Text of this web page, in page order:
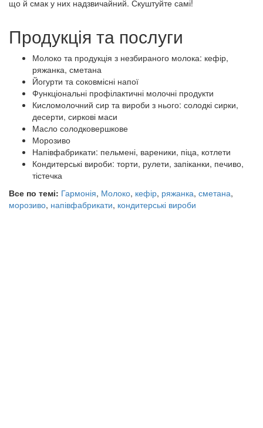
що й смак у них надзвичайний. Скуштуйте самі!
Продукція та послуги
Молоко та продукція з незбираного молока: кефір,
ряжанка, сметана
Йогурти та соковмісні напої
Функціональні профілактичні молочні продукти
Кисломолочний сир та вироби з нього: солодкі сирки,
десерти, сиркові маси
Масло солодковершкове
Морозиво
Напівфабрикати: пельмені, вареники, піца, котлети
Кондитерські вироби: торти, рулети, запіканки, печиво,
тістечка
Все по темі: Гармонія, Молоко, кефір, ряжанка, сметана,
морозиво, напівфабрикати, кондитерські вироби